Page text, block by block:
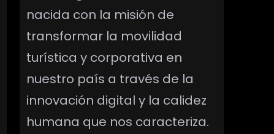
nacida con la misión de
transformar la movilidad
turística y corporativa en
nuestro país a través de la
innovación digital y la calidez
humana que nos caracteriza.